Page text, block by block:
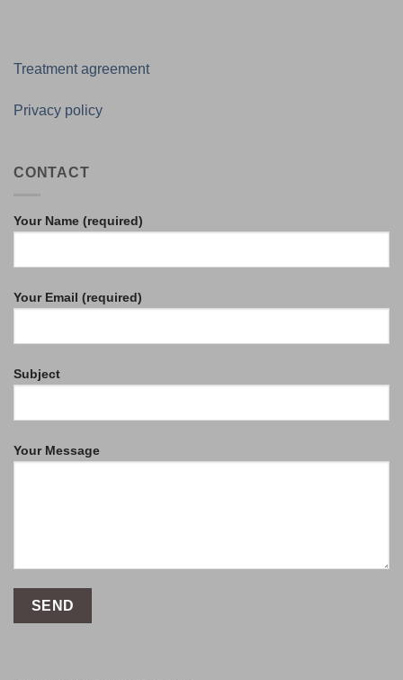
Treatment agreement
Privacy policy
CONTACT
Your Name (required)
Your Email (required)
Subject
Your Message